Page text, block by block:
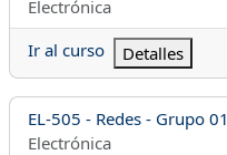
Categoría del curso
Electrónica
Ir al curso
Detalles
Nombre del curso
EL-505 - Redes - Grupo 01
Categoría del curso
Electrónica